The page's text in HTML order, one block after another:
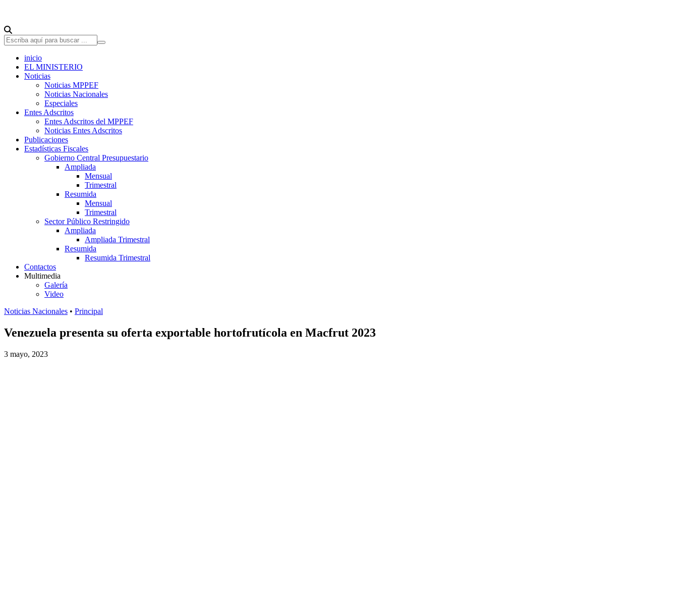
inicio
EL MINISTERIO
Noticias
Noticias MPPEF
Noticias Nacionales
Especiales
Entes Adscritos
Entes Adscritos del MPPEF
Noticias Entes Adscritos
Publicaciones
Estadísticas Fiscales
Gobierno Central Presupuestario
Ampliada
Mensual
Trimestral
Resumida
Mensual
Trimestral
Sector Público Restringido
Ampliada
Ampliada Trimestral
Resumida
Resumida Trimestral
Contactos
Multimedia
Galería
Video
Noticias Nacionales • Principal
Venezuela presenta su oferta exportable hortofrutícola en Macfrut 2023
3 mayo, 2023